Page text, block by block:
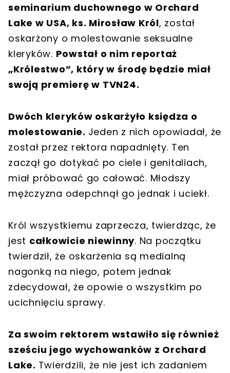
seminarium duchownego w Orchard
Lake w USA, ks. Mirosław Król, został
oskarżony o molestowanie seksualne
kleryków. Powstał o nim reportaż
„Królestwo”, który w środę będzie miał
swoją premierę w TVN24.
Dwóch kleryków oskarżyło księdza o
molestowanie. Jeden z nich opowiadał, że
został przez rektora napadnięty. Ten
zaczął go dotykać po ciele i genitaliach,
miał próbować go całować. Młodszy
mężczyzna odepchnął go jednak i uciekł.
Król wszystkiemu zaprzecza, twierdząc, że
jest całkowicie niewinny. Na początku
twierdził, że oskarżenia są medialną
nagonką na niego, potem jednak
zdecydował, że opowie o wszystkim po
ucichnięciu sprawy.
Za swoim rektorem wstawiło się również
sześciu jego wychowanków z Orchard
Lake. Twierdzili, że nie jest ich zadaniem